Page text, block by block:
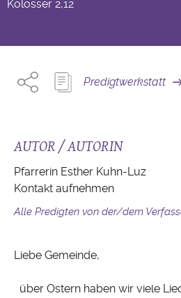
Kolosser 2,12
Predigtwerkstatt
AUTOR / AUTORIN
Pfarrerin Esther Kuhn-Luz
Kontakt aufnehmen
Alle Predigten von der/dem
Liebe Gemeinde,
über Ostern haben wir viele